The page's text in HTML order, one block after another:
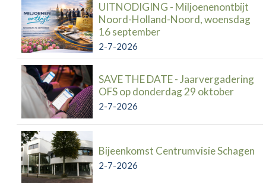
UITNODIGING - Miljoenenontbijt
Noord-Holland-Noord, woensdag
16 september
2-7-2026
SAVE THE DATE - Jaarvergadering
OFS op donderdag 29 oktober
2-7-2026
Bijeenkomst Centrumvisie Schagen
2-7-2026